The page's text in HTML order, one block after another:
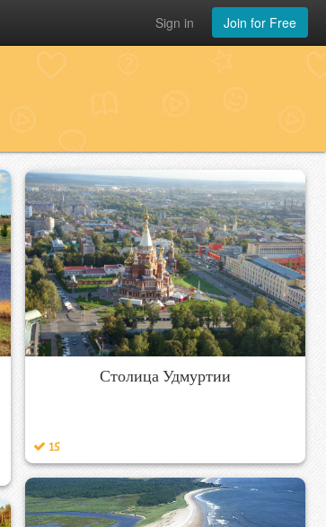
Join for Free
Sign in
Столица Удмуртии
15